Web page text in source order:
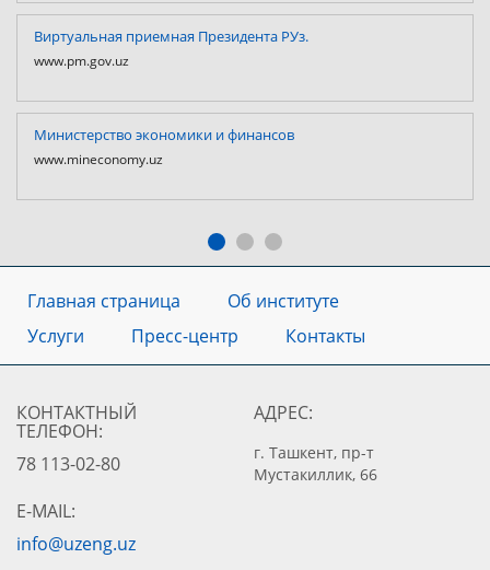
Виртуальная приемная Президента РУз.
www.pm.gov.uz
Министерство экономики и финансов
www.mineconomy.uz
Главная страница
Об институте
Услуги
Пресс-центр Контакты
КОНТАКТНЫЙ
ТЕЛЕФОН:
78 113-02-80
АДРЕС:
г. Ташкент, пр-т
Мустакиллик, 66
E-MAIL:
info@uzeng.uz